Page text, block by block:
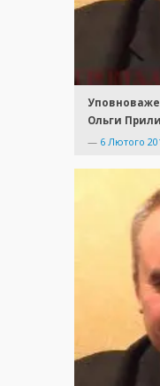
Ольги
— 6 Лютого